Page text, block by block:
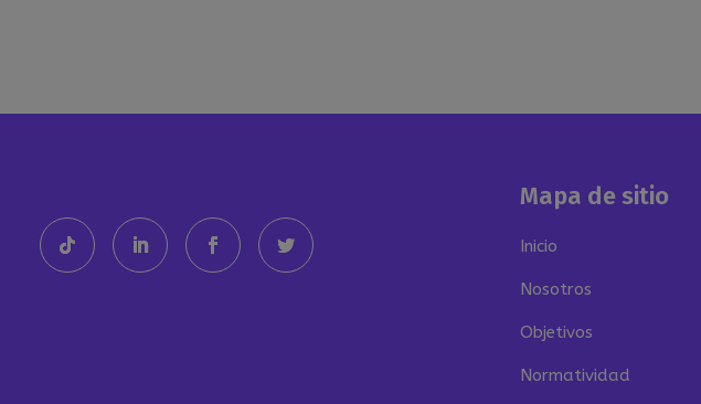
Mapa de sitio
Inicio
Nosotros
Objetivos
Normatividad